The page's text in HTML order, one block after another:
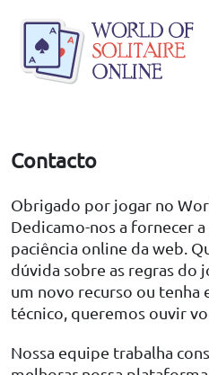
Contacto
Obrigado por jogar no
Dedicamo-nos a fornecer
paciência online da web.
dúvida sobre as regras do
um novo recurso ou
técnico, queremos ouvir
Nossa equipe trabalha